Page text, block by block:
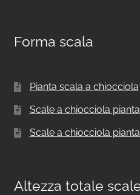
Forma scala
Pianta scala a chiocciola
Scale a chiocciola
Scale a chiocciola
Altezza totale